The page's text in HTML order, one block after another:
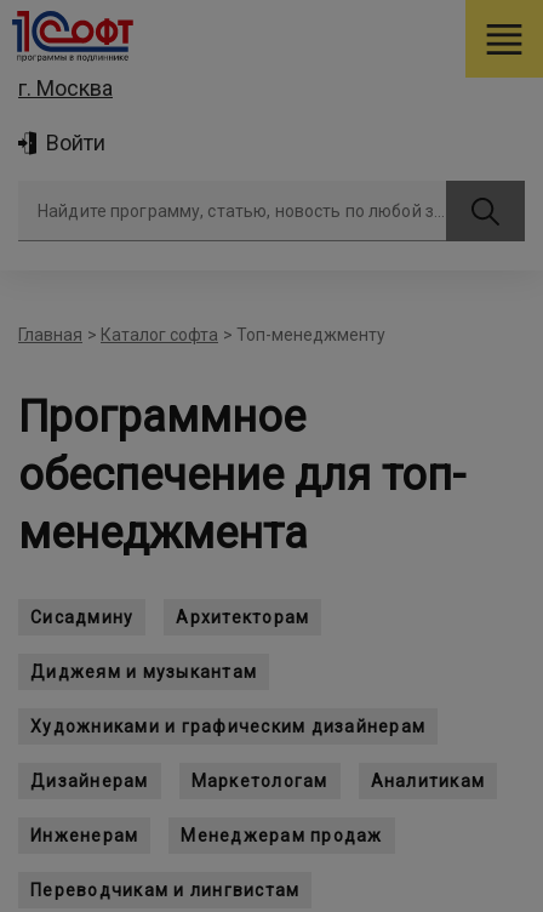
г. Москва
Войти
Главная > Каталог софта > Топ-менеджменту
Программное
обеспечение для топ-
менеджмента
Сисадмину Архитекторам
Диджеям и музыкантам
Художниками и графическим дизайнерам
Дизайнерам Маркетологам Аналитикам
Инженерам Менеджерам продаж
Переводчикам и лингвистам